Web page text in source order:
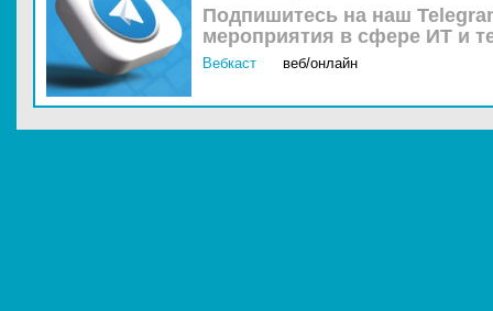
Подпишитесь на наш
мероприятия в сфере ИТ и
Вебкаст веб/онлайн